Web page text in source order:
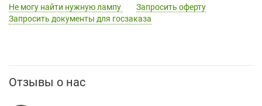
Не могу найти нужную лампу
Запросить оферту
Запросить документы для госзаказа
Отзывы о нас